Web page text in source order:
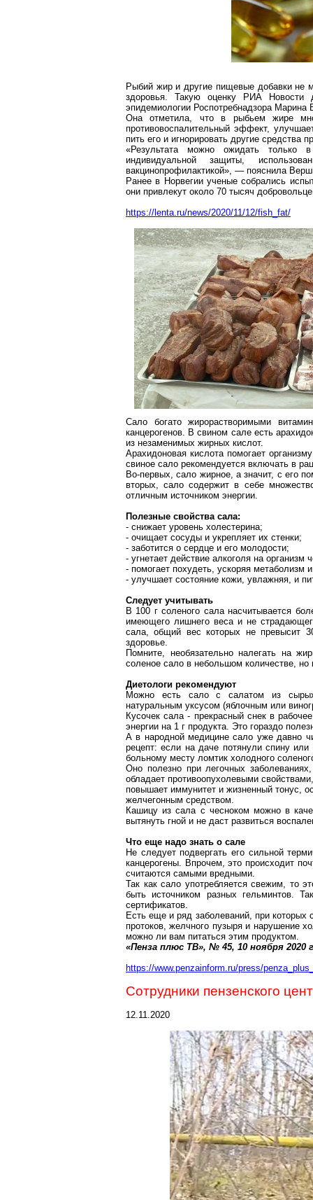
Рыбий жир и другие пищевые добавки не
здоровья. Такую оценку РИА Новости
эпидемиологии РоспотребнадзораМарина
Она отметила, что в рыбьем жире
противовоспалительный эффект,
пить его и игнорировать другие
«Результата можно ожидать
индивидуальной защиты,
вакцинопрофилактикой», — пояснила
Ранее в Норвегии ученые собрались
они привлекут около 70 тысяч
https://lenta.ru/news/2020/11/12/fish_fat/
Сало богато жирорастворимыми
канцерогенов. В свином сале есть
из незаменимых жирных кислот.
Арахидоновая кислота помогает
свиное сало рекомендуется включать в
Во-первых, сало жирное, а значит, с его
вторых, сало содержит в себе
отличным источником энергии.
Полезные свойства сала:
- снижает уровень холестерина;
- очищает сосуды и укрепляет их стенки;
- заботится о сердце и его молодости;
- угнетает действие алкоголя на
- помогает похудеть, ускоряя метаболизм
- улучшает состояние кожи, увлажняя, и
Следует учитывать
В 100 гсоленого сала насчитывается
имеющего лишнего веса и не
сала, общий вес которых не превысит
здоровье.
Помните, необязательно налегать на
соленое сало в небольшом количестве,
Диетологи рекомендуют
Можно есть сало с салатом из
натуральным уксусом (яблочным или
Кусочек сала - прекрасный снек в
энергии на 1 г продукта. Это гораздо
А в народной медицине сало уже давно
рецепт: если на даче потянули спину
больному месту ломтик холодного
Оно полезно при легочных
обладает противоопухолевыми
повышает иммунитет и жизненный тонус,
желчегонным средством.
Кашицу из сала с чесноком можно в
вытянуть гной и не даст развиться
Что еще надо знать о сале
Не следует подвергать его сильной
канцерогены. Впрочем, это происходит
считаются самыми вредными.
Так как сало употребляется свежим, то
быть источником разных гельминтов.
сертификатов.
Есть еще и ряд заболеваний, при которых
протоков, желчного пузыря и нарушение
можно ли вам питаться этим продуктом.
«Пенза плюс ТВ», № 45, 10 ноября2020 г
https://www.penzainform.ru/press/
Сотрудники пензенского
12.11.2020